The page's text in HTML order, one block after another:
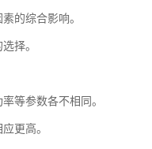
的综合影响。
择。
等参数各不相同。
更高。